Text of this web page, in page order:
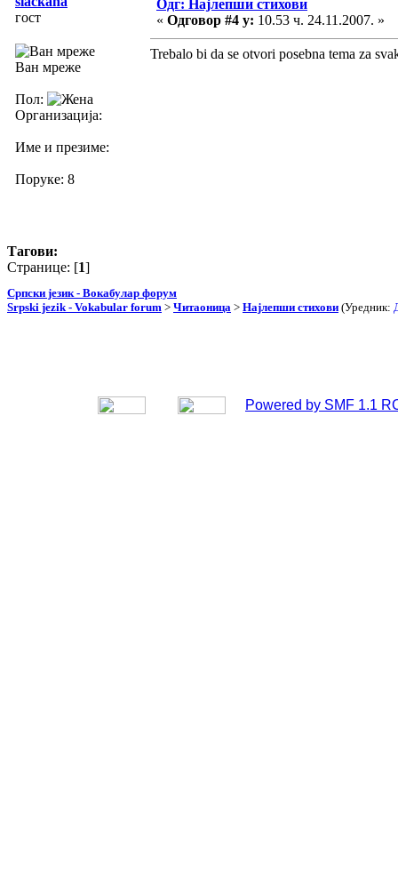
гост
Ван мреже
Пол:
Организација:
Име и презиме:
Поруке: 8
Одг: Најлепши стихови
« Одговор #4 у: 10.53 ч. 24.11.2007. »
Trebalo bi da se otvori posebna tema za
Тагови:
Странице: [1]
Српски језик - Вокабулар форум
Srpski jezik - Vokabular forum > Читаоница > Најлепши стихови (Уредник:
Powered by SMF 1.1